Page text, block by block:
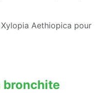
Aethiopica pour
bronchite